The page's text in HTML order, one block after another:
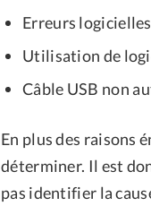
Erreurs
Utilisation de
Câble USB non
En plus des raisons
déterminer. Il est
pas identifier la